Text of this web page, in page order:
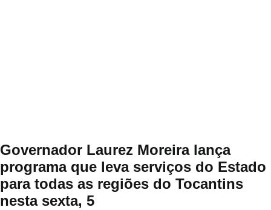
Governador Laurez Moreira lança
programa que leva serviços do Estado
para todas as regiões do Tocantins
nesta sexta, 5